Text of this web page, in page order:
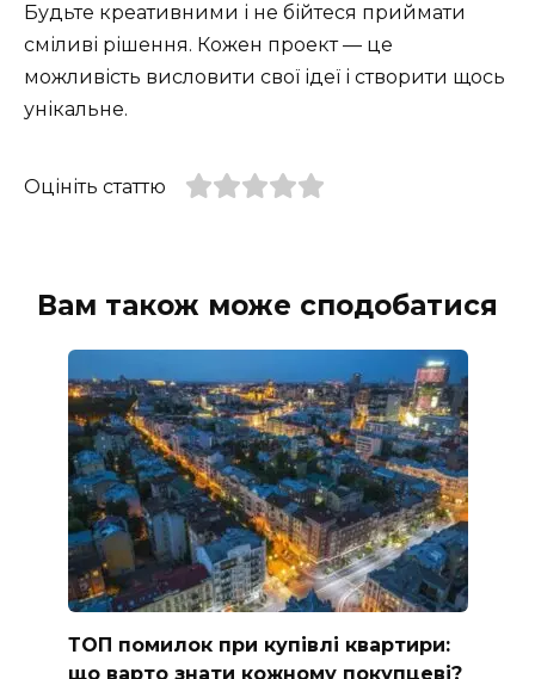
Будьте креативними і не бійтеся приймати
сміливі рішення. Кожен проект — це
можливість висловити свої ідеї і створити щось
унікальне.
Оцініть статтю
Вам також може сподобатися
ТОП помилок при купівлі квартири:
що варто знати кожному покупцеві?